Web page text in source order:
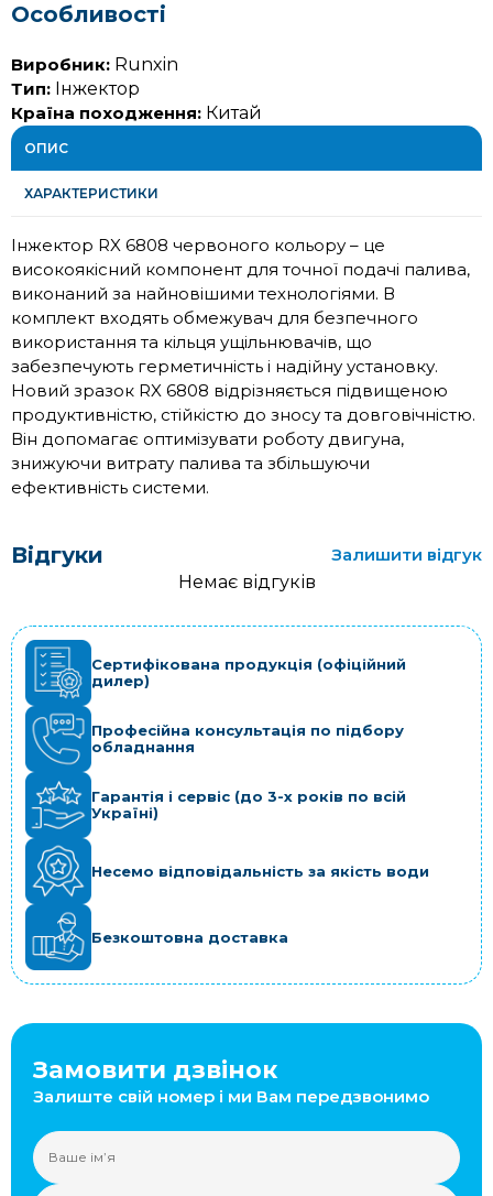
Особливості
Виробник: Runxin
Тип: Інжектор
Країна походження: Китай
ОПИС
ХАРАКТЕРИСТИКИ
Інжектор RX 6808 червоного кольору – це
високоякісний компонент для точної подачі палива,
виконаний за найновішими технологіями. В
комплект входять обмежувач для безпечного
використання та кільця ущільнювачів, що
забезпечують герметичність і надійну установку.
Новий зразок RX 6808 відрізняється підвищеною
продуктивністю, стійкістю до зносу та довговічністю.
Він допомагає оптимізувати роботу двигуна,
знижуючи витрату палива та збільшуючи
ефективність системи.
Відгуки
Залишити відгук
Немає відгуків
Сертифікована продукція (офіційний
дилер)
Професійна консультація по підбору
обладнання
Гарантія і сервіс (до 3-х років по всій
Україні)
Несемо відповідальність за якість води
Безкоштовна доставка
Замовити дзвінок
Залиште свій номер і ми Вам передзвонимо